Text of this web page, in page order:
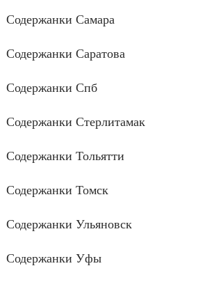
Содержанки Самара
Содержанки Саратова
Содержанки Спб
Содержанки Стерлитамак
Содержанки Тольятти
Содержанки Томск
Содержанки Ульяновск
Содержанки Уфы